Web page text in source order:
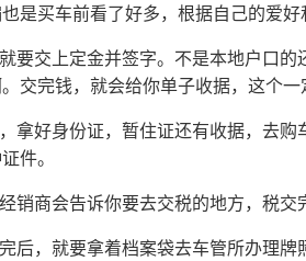
是买车前看了好多，根据自己的爱好
要交上定金并签字。不是本地户口
交完钱，就会给你单子收据，这个
拿好身份证，暂住证还有收据，去
件。
销商会告诉你要去交税的地方，税
后，就要拿着档案袋去车管所办理